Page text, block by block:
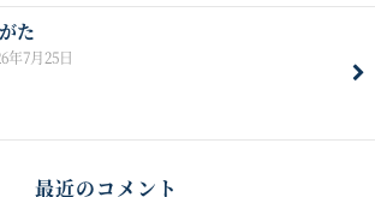
た
年7月25日
最近のコメント